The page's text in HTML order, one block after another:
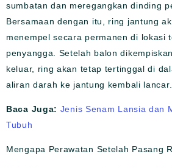
sumbatan dan meregangkan dinding
Bersamaan dengan itu, ring jantung
menempel secara permanen di lokasi
penyangga. Setelah balon
keluar, ring akan tetap tertinggal di
aliran darah ke jantung kembali lancar.
Baca Juga: Jenis Senam Lansia dan
Tubuh
Mengapa Perawatan Setelah Pasang